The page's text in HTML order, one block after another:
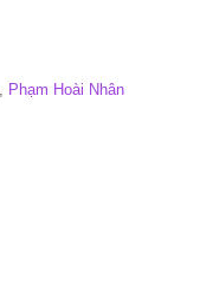
Phạm Hoài Nhân